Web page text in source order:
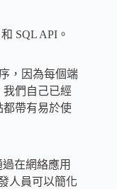
SQL API。
，因為每個端
們自己已經
都帶有易於使
在網絡應用
人員可以簡化